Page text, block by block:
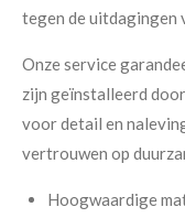
tegen de uitdagingen
Onze service
zijn geïnstalleerd
voor detail en
vertrouwen op
Hoogwaardige